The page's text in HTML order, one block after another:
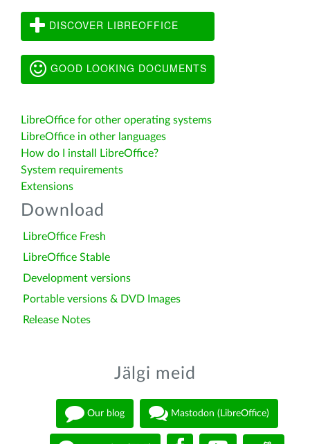
DISCOVER LIBREOFFICE
GOOD LOOKING DOCUMENTS
LibreOffice for other operating systems
LibreOffice in other languages
How do I install LibreOffice?
System requirements
Extensions
Download
LibreOffice Fresh
LibreOffice Stable
Development versions
Portable versions & DVD Images
Release Notes
Jälgi meid
Our blog Mastodon (LibreOffice)